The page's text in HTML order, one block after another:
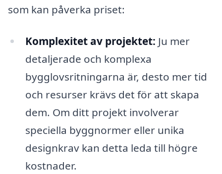
som kan påverka priset:
Komplexitet av projektet: Ju mer
detaljerade och komplexa
bygglovsritningarna är, desto mer tid
och resurser krävs det för att skapa
dem. Om ditt projekt involverar
speciella byggnormer eller unika
designkrav kan detta leda till högre
kostnader.